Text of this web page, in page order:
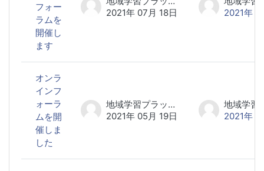
フォー
ラムを
開催し
ます
2021年 07月 18日
2021年
オンラ
インフ
ォーラ
ムを開
催しま
した
地域学習プラットフォーム研究会 事務局
2021年 05月 19日
2021年